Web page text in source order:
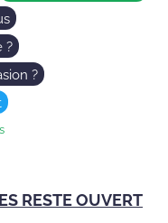
?
?
RESTE OUVERT